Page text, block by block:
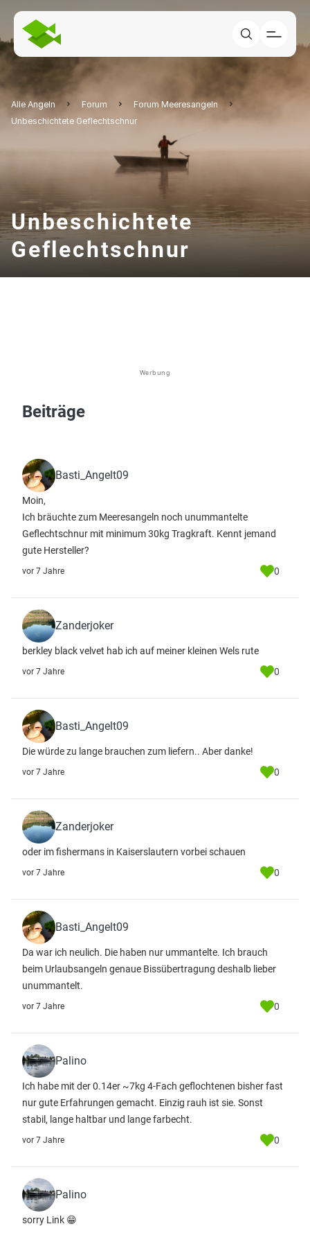
Alle Angeln Forum
Forum Meeresangeln
Unbeschichtete Geflechtschnur
Unbeschichtete
Geflechtschnur
Werbung
Beiträge
Basti_Angelt09
Moin,
Ich bräuchte zum Meeresangeln noch unummantelte
Geflechtschnur mit minimum 30kg Tragkraft. Kennt jemand
gute Hersteller?
vor 7 Jahre 0
Zanderjoker
berkley black velvet hab ich auf meiner kleinen Wels rute
vor 7 Jahre 0
Basti_Angelt09
Die würde zu lange brauchen zum liefern.. Aber danke!
vor 7 Jahre 0
Zanderjoker
oder im fishermans in Kaiserslautern vorbei schauen
vor 7 Jahre 0
Basti_Angelt09
Da war ich neulich. Die haben nur ummantelte. Ich brauch
beim Urlaubsangeln genaue Bissübertragung deshalb lieber
unummantelt.
vor 7 Jahre 0
Palino
Ich habe mit der 0.14er ~7kg 4-Fach geflochtenen bisher fast
nur gute Erfahrungen gemacht. Einzig rauh ist sie. Sonst
stabil, lange haltbar und lange farbecht.
vor 7 Jahre 0
Palino
sorry Link 😁